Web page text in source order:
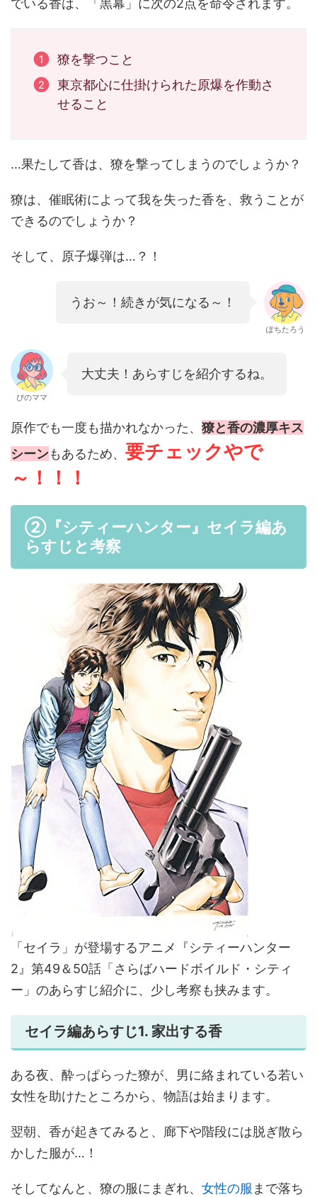
でいる香は、「黒幕」に次の2点を命令されます。
獠を撃つこと
東京都心に仕掛けられた原爆を作動さ
せること
…果たして香は、獠を撃ってしまうのでしょうか？
獠は、催眠術によって我を失った香を、救うことが
できるのでしょうか？
そして、原子爆弾は…？！
うお～！続きが気になる～！
ぽちたろう
ぴのママ
大丈夫！あらすじを紹介するね。
原作でも一度も描かれなかった、 獠と香の濃厚キス
シーンもあるため、 要チェックやで
～！！！
➁『シティーハンター』セイラ編あ
らすじと考察
「セイラ」が登場するアニメ『シティーハンター
2』第49＆50話「さらばハードボイルド・シティ
ー」のあらすじ紹介に、少し考察も挟みます。
セイラ編あらすじ1. 家出する香
ある夜、酔っぱらった獠が、男に絡まれている若い
女性を助けたところから、物語は始まります。
翌朝、香が起きてみると、廊下や階段には脱ぎ散ら
かした服が…！
そしてなんと、獠の服にまぎれ、 女性の服 まで落ち